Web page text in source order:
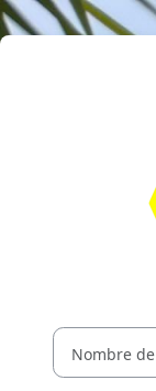
Salta al contenido
Nombre de